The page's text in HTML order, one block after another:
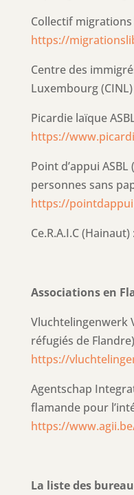
Collectif migrations
https://
Centre des
Luxembourg (CINL)
Picardie laïque
https://
Point d’appui ASBL
personnes sans
https://
Ce.R.A.I.C (Hainaut) :
Associations en
Vluchtelingenwerk
réfugiés de
https://
Agentschap
flamande pour
https://
La liste des